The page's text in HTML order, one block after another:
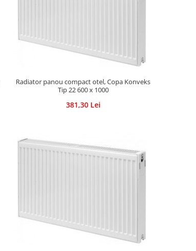
Radiator panou compact otel, Copa Konveks
Tip 22 600 x 1000
381,30 Lei